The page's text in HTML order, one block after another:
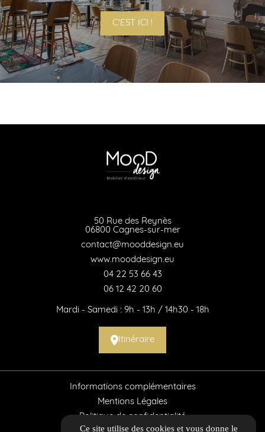
C'EST ICI !
50 Rue des Reynès
06800 Cagnes-sur-mer
contact@mooddesign.eu
www.mooddesign.eu
04 22 53 66 43
06 12 42 20 60
Mardi - Samedi : 9h - 13h / 14h30 - 18h
Itinéraire
Informations complémentaires
Mentions Légales
Politique de confidentialité
Ce site utilise des cookies et vous donne le